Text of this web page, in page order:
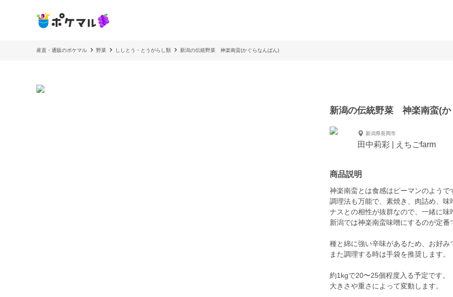
産直・通販のポケマル 野菜 ししとう・とうがらし類 新潟の伝統野菜 神楽南蛮(かぐらなんばん)
新潟の伝統野菜 神楽南蛮(か
新潟県長岡市
田中莉彩 | えちごfarm
商品説明
神楽南蛮とは食感はピーマンのよう
調理法も万能で、素焼き、肉詰め、
ナスとの相性が抜群なので、一緒に
新潟では神楽南蛮味噌にするのが定
種と綿に強い辛味があるため、お好
また調理する時は手袋を推奨します。
約1kgで20〜25個程度入る予定です。
大きさや重さによって変動します。